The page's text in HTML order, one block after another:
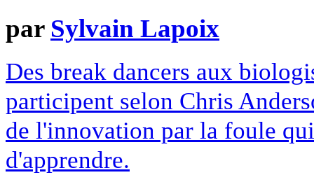
par Sylvain Lapoix
Des break dancers aux
participent selon Chris
de l'innovation par la foule
d'apprendre.